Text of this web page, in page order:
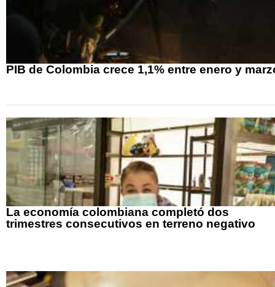
PIB de Colombia crece 1,1% entre enero y
La economía colombiana completó dos
trimestres consecutivos en terreno negativo